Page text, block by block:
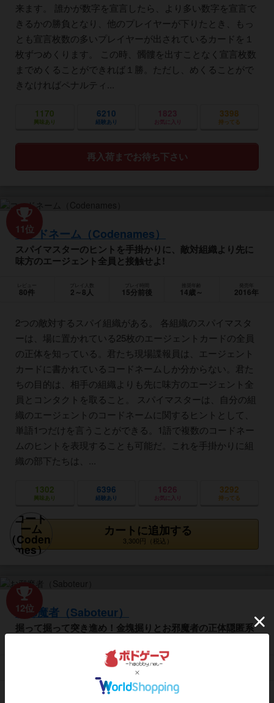
来ます。 誰かが数字を宣言したら、より多い数字を宣言で
きるかの勝負となり、他のプレイヤーが下りたとき、もっ
とも宣言枚数の多いプレイヤーが出されているカードを１
枚ずつめくります。 この時、髑髏を出すことなく宣言枚数
までめくることができれば１勝。ただし、めくることがで
きなければペナルティ...
1170
興味あり
6210
経験あり
1823
お気に入り
3398
持ってる
再入荷までお待ち下さい
11位
コードネーム（Codenames）
スパイマスターのヒントを手掛かりに、敵対組織より先に
味方のエージェント全員と接触せよ!
80件
プレイ人数
2～8人 15分前後
推奨年齢
14歳～ 2016年
2つの敵対するスパイ組織がある。 各組織のスパイマスタ
ーは、場に置かれている25枚のエージェントカードの全員
の正体を知っている。君たち現場諜報員は、エージェント
カードに書かれているコードネームしか分からない。君た
ちの目的は、相手の組織よりも先に味方のエージェント全
員とコンタクトを取ること。 スパイマスターは、自分の組
織のエージェントのコードネームに関するヒントとして、
単語1つだけを言うことができる。1語で複数のコードネー
ムのヒントを表現することも可能だ。これを手掛かりに組
織の部下たちは、...
1302
興味あり
6396
経験あり
1626
お気に入り
3292
持ってる
カートに追加する
3,300円（税込）
12位
お邪魔者（Saboteur）
掘って掘って突き進め！金塊掘りとお邪魔者の正体隠匿系
プレイ時間
30分前後